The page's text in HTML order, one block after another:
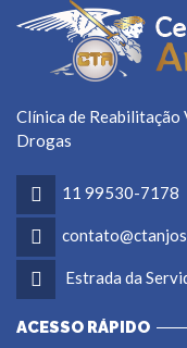
Clínica de
Drogas
11 99530-7178
Estrada da
ACESSO RÁPIDO